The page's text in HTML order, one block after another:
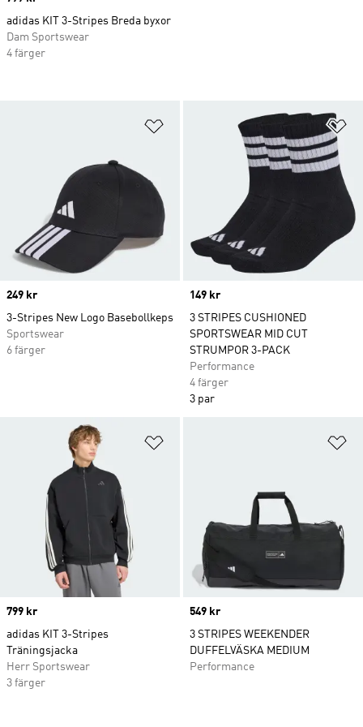
Lägg till på önskelistan
Price
249 kr
3-Stripes New Logo Basebollkeps
Sportswear
6 färger
Price
149 kr
3 STRIPES CUSHIONED
SPORTSWEAR MID CUT
STRUMPOR 3-PACK
Performance
4 färger
3 par
Price
799 kr
adidas KIT 3-Stripes
Träningsjacka
Herr Sportswear
3 färger
Price
549 kr
3 STRIPES WEEKENDER
DUFFELVÄSKA MEDIUM
Performance
adidas KIT 3-Stripes Breda byxor
Dam Sportswear
4 färger